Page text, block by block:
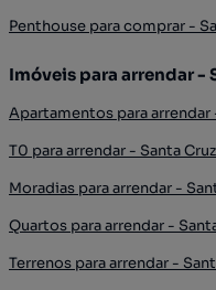
Penthouse para comprar -
Imóveis para arrendar -
Apartamentos para arrendar
T0 para arrendar - Santa
Moradias para arrendar -
Quartos para arrendar -
Terrenos para arrendar -